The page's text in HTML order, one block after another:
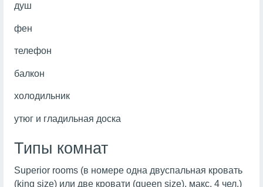
душ
фен
телефон
балкон
холодильник
утюг и гладильная доска
Типы комнат
Superior rooms (в номере одна двуспальная кровать
(king size) или две кровати (queen size), макс. 4 чел.)